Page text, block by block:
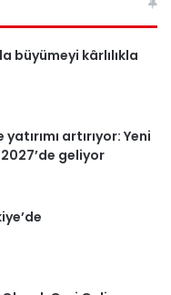
büyümeyi kârlılıkla
artırıyor: Yeni
geliyor